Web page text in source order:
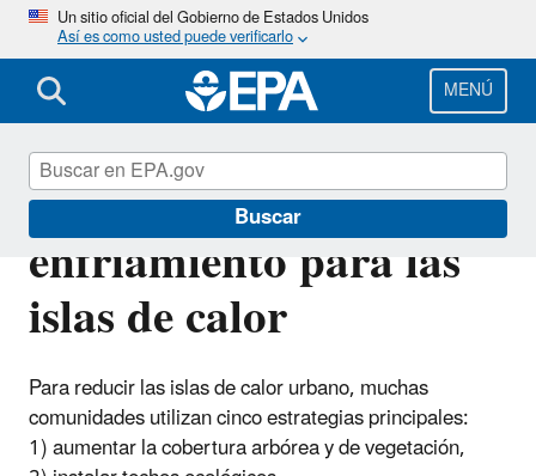
Pasar
al
contenido
principal
Un sitio oficial del Gobierno de Estados Unidos
Así es como usted puede verificarlo
MENÚ
Buscar
Estrategias de
enfriamiento para las
islas de calor
Para reducir las islas de calor urbano, muchas
comunidades utilizan cinco estrategias principales:
1) aumentar la cobertura arbórea y de vegetación,